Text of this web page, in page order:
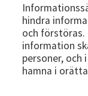
hindra
och
information
personer,
hamna i